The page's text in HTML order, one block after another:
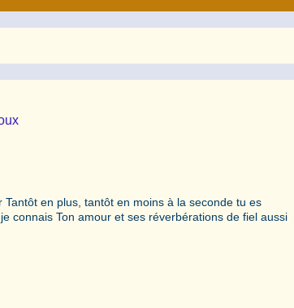
en plus, tantôt en moins à la seconde tu es
connais Ton amour et ses réverbérations de fiel aussi